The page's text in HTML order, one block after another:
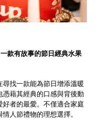
一款有故事的節日經典水果
找一款能為節日增添溫暖
藉其經典的口感與背後動
者的最愛。不僅適合家庭
人節禮物的理想選擇。